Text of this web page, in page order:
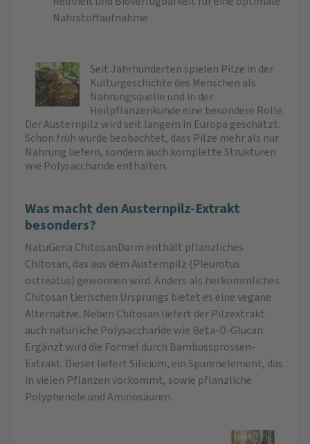
Nährstoffaufnahme
Seit Jahrhunderten spielen Pilze in der
Kulturgeschichte des Menschen als
Nahrungsquelle und in der
Heilpflanzenkunde eine besondere Rolle.
Der Austernpilz wird seit langem in Europa geschätzt.
Schon früh wurde beobachtet, dass Pilze mehr als nur
Nahrung liefern, sondern auch komplette Strukturen
wie Polysaccharide enthalten.
Was macht den Austernpilz-Extrakt
besonders?
NatuGena ChitosanDarm enthält pflanzliches
Chitosan, das aus dem Austernpilz (Pleurotus
ostreatus) gewonnen wird. Anders als herkömmliches
Chitosan tierischen Ursprungs bietet es eine vegane
Alternative. Neben Chitosan liefert der Pilzextrakt
auch natürliche Polysaccharide wie Beta-D-Glucan.
Ergänzt wird die Formel durch Bambussprossen-
Extrakt. Dieser liefert Silicium, ein Spurenelement, das
in vielen Pflanzen vorkommt, sowie pflanzliche
Polyphenole und Aminosäuren.